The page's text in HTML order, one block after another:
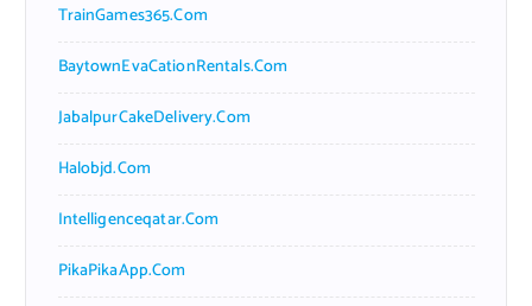
TrainGames365.com
BaytownEvaCationRentals.com
JabalpurCakeDelivery.com
Halobjd.com
Intelligenceqatar.com
PikaPikaApp.com